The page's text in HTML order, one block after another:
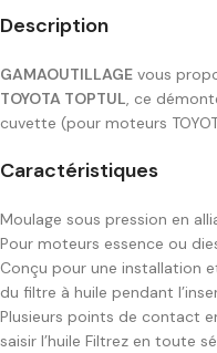
Description
GAMAOUTILLAGE vous
TOYOTA TOPTUL, ce
cuvette (pour moteurs
Caractéristiques
Moulage sous pression en
Pour moteurs essence ou
Conçu pour une installation
du filtre à huile pendant
Plusieurs points de contact
saisir l’huile Filtrez en toute